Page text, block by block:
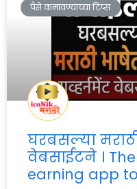
पैसे कमावण्याच्या टिप्स
घरबसल्या
वेबसाईटने ।
earning app